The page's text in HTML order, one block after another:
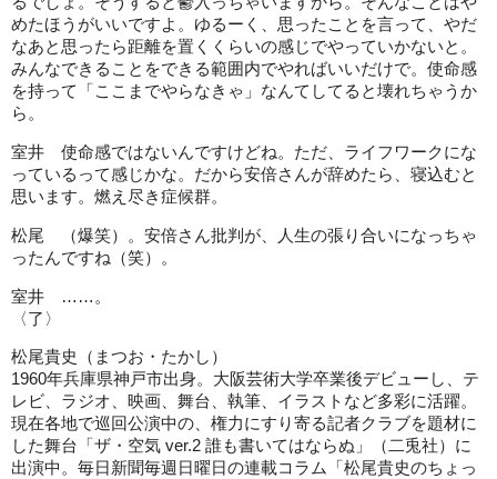
めたほうがいいですよ。ゆるーく、思ったことを言って、やだ
なあと思ったら距離を置くくらいの感じでやっていかないと。
みんなできることをできる範囲内でやればいいだけで。使命感
を持って「ここまでやらなきゃ」なんてしてると壊れちゃうか
ら。
室井 使命感ではないんですけどね。ただ、ライフワークにな
っているって感じかな。だから安倍さんが辞めたら、寝込むと
思います。燃え尽き症候群。
松尾 （爆笑）。安倍さん批判が、人生の張り合いになっちゃ
ったんですね（笑）。
室井 ……。
〈了〉
松尾貴史（まつお・たかし）
1960年兵庫県神戸市出身。大阪芸術大学卒業後デビューし、テ
レビ、ラジオ、映画、舞台、執筆、イラストなど多彩に活躍。
現在各地で巡回公演中の、権力にすり寄る記者クラブを題材に
した舞台「ザ・空気 ver.2 誰も書いてはならぬ」（二兎社）に
出演中。毎日新聞毎週日曜日の連載コラム「松尾貴史のちょっ